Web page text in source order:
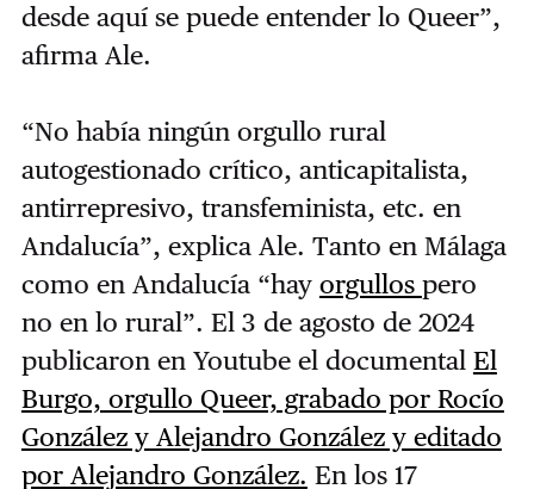
desde aquí se puede entender lo Queer”,
afirma Ale.
“No había ningún orgullo rural
autogestionado crítico, anticapitalista,
antirrepresivo, transfeminista, etc. en
Andalucía”, explica Ale. Tanto en Málaga
como en Andalucía “hay orgullos pero
no en lo rural”. El 3 de agosto de 2024
publicaron en Youtube el documental El
Burgo, orgullo Queer, grabado por Rocío
González y Alejandro González y editado
por Alejandro González. En los 17